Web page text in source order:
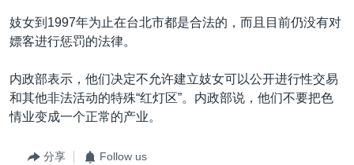
关注西藏
GEN Z 看美国
妓女到1997年为止在台北市都是合法的，而且目前仍没有对
嫖客进行惩罚的法律。
内政部表示，他们决定不允许建立妓女可以公开进行性交易
和其他非法活动的特殊“红灯区”。内政部说，他们不要把色
情业变成一个正常的产业。
分享 Follow us